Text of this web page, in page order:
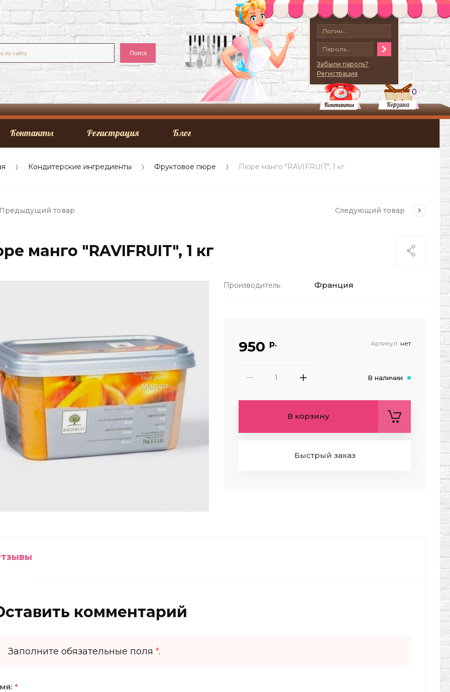
Контакты Регистрация Блог
0
Забыли пароль?
Регистрация
Поиск
Кондитерские ингредиенты Фруктовое пюре Пюре манго "RAVIFRUIT", 1 кг
товар Следующий товар
манго "RAVIFRUIT", 1 кг
Производитель Франция
950 р. Артикул: нет
В наличии
В корзину
Быстрый заказ
комментарий
Заполните обязательные поля *.
*